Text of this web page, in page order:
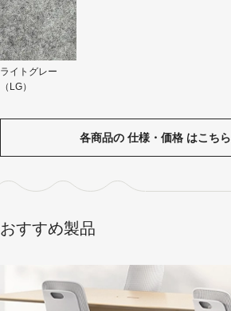
ライトグレー
（LG）
各商品の 仕様・価格 はこちら
おすすめ製品